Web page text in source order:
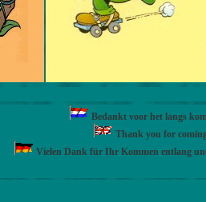
Bedankt voor het langs
Thank you for
Vielen Dank für Ihr Kommen entlang